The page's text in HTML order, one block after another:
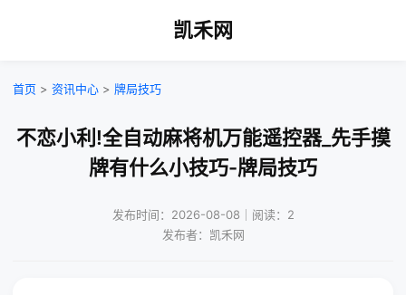
凯禾网
首页 > 资讯中心 > 牌局技巧
不恋小利!全自动麻将机万能遥控器_先手摸
牌有什么小技巧-牌局技巧
发布时间：2026-08-08｜阅读：2
发布者：凯禾网